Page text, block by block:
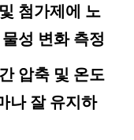
첨가제에 노
성 변화 측정
압축 및 온도
나 잘 유지하